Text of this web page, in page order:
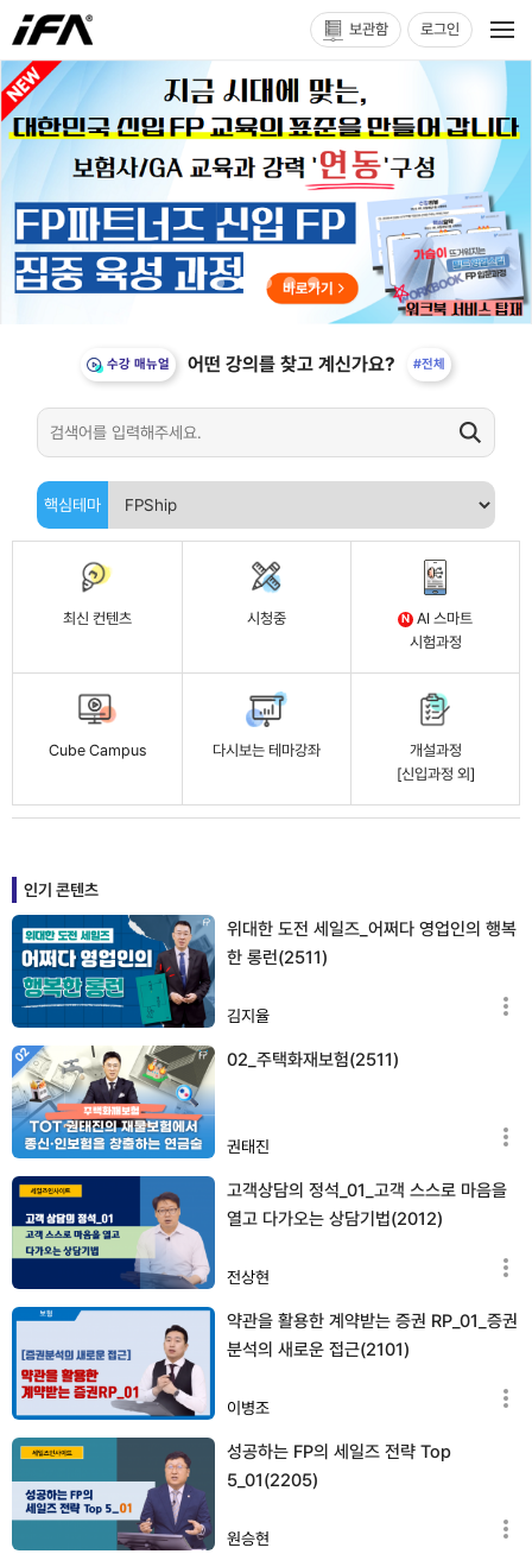
보관함 로그인
수강 매뉴얼 어떤 강의를 찾고 계신가요? #전체
핵심테마
최신 컨텐츠 시청중 N AI 스마트
시험과정
Cube Campus 다시보는 테마강좌
개설과정
[신입과정 외]
인기 콘텐츠
위대한 도전 세일즈_어쩌다 영업인의 행복
한 롱런(2511)
김지율
02_주택화재보험(2511)
권태진
고객상담의 정석_01_고객 스스로 마음을
열고 다가오는 상담기법(2012)
전상현
약관을 활용한 계약받는 증권 RP_01_증권
분석의 새로운 접근(2101)
이병조
성공하는 FP의 세일즈 전략 Top
5_01(2205)
원승현